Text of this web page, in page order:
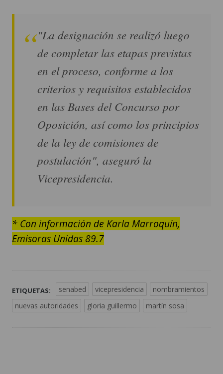
"La designación se realizó luego
de completar las etapas previstas
en el proceso, conforme a los
criterios y requisitos establecidos
en las Bases del Concurso por
Oposición, así como los principios
de la ley de comisiones de
postulación", aseguró la
Vicepresidencia.
* Con información de Karla Marroquín,
Emisoras Unidas 89.7
ETIQUETAS: senabed vicepresidencia
nombramientos
nuevas autoridades
gloria guillermo martín sosa